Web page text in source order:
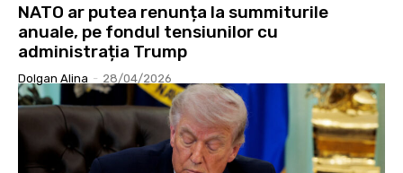
NATO ar putea renunța la summiturile
anuale, pe fondul tensiunilor cu
administrația Trump
Dolgan Alina - 28/04/2026